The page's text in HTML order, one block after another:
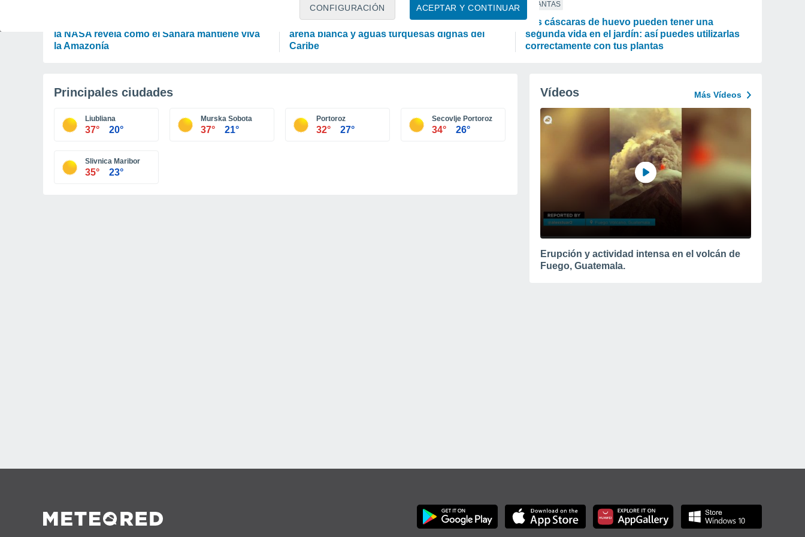
ACEPTAR Y CONTINUAR
CONFIGURACIÓN
la NASA revela cómo el Sáhara mantiene viva
la Amazonía
OCIO
El Japón secreto que no te imaginas: playas de
arena blanca y aguas turquesas dignas del
Caribe
PLANTAS
Las cáscaras de huevo pueden tener una
segunda vida en el jardín: así puedes utilizarlas
correctamente con tus plantas
Principales ciudades
Liubliana
37° 20°
Murska Sobota
37° 21°
Portoroz
32° 27°
Secovlje Portoroz
34° 26°
Slivnica Maribor
35° 23°
Vídeos Más Vídeos
Erupción y actividad intensa en el volcán de
Fuego, Guatemala.